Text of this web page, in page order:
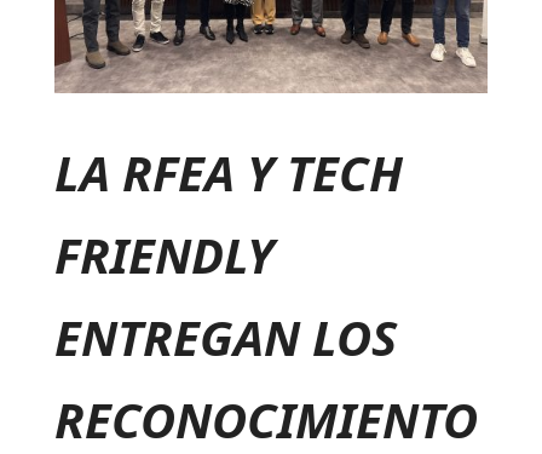
LA RFEA Y TECH
FRIENDLY
ENTREGAN LOS
RECONOCIMIENTO